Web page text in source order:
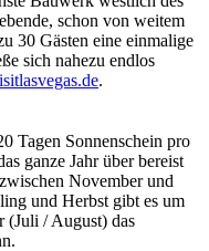
schon von weitem
30 Gästen eine einmalige
sich nahezu endlos
.
Tagen Sonnenschein pro
ganze Jahr über bereist
November und
und Herbst gibt es um
(Juli / August) das